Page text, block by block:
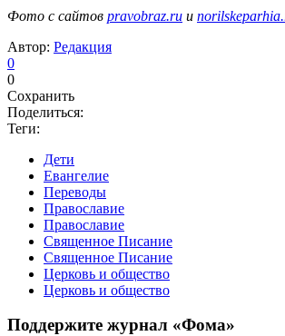
Фото с сайтов pravobraz.ru и
Автор: Редакция
0
0
Сохранить
Поделиться:
Теги:
Дети
Евангелие
Переводы
Православие
Православие
Священное Писание
Священное Писание
Церковь и общество
Церковь и общество
Поддержите журнал «Фома»